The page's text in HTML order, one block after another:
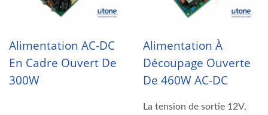
Alimentation AC-DC
En Cadre Ouvert De
300W
Alimentation À
Découpage Ouverte
De 460W AC-DC
La tension de sortie 12V,